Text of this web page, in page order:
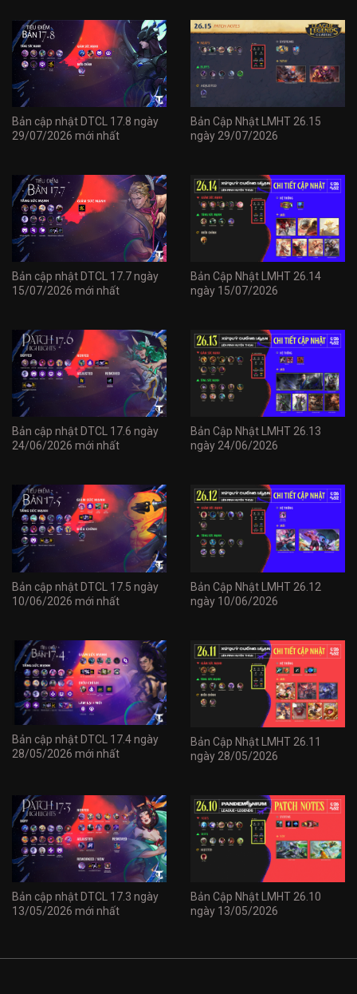
Bản cập nhật DTCL 17.8 ngày
29/07/2026 mới nhất
Bản Cập Nhật LMHT 26.15
ngày 29/07/2026
Bản cập nhật DTCL 17.7 ngày
15/07/2026 mới nhất
Bản Cập Nhật LMHT 26.14
ngày 15/07/2026
Bản cập nhật DTCL 17.6 ngày
24/06/2026 mới nhất
Bản Cập Nhật LMHT 26.13
ngày 24/06/2026
Bản cập nhật DTCL 17.5 ngày
10/06/2026 mới nhất
Bản Cập Nhật LMHT 26.12
ngày 10/06/2026
Bản cập nhật DTCL 17.4 ngày
28/05/2026 mới nhất
Bản Cập Nhật LMHT 26.11
ngày 28/05/2026
Bản cập nhật DTCL 17.3 ngày
13/05/2026 mới nhất
Bản Cập Nhật LMHT 26.10
ngày 13/05/2026